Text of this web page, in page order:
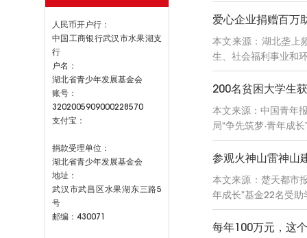
人民币开户行：
中国工商银行武汉市水果湖支
行
户名：
湖北省青少年发展基金会
账号：
3202005909000228570
支付宝：
捐款受理单位：
湖北省青少年发展基金会
地址：
武汉市武昌区水果湖东三路5
号
邮编：430071
爱心企业捐赠百万
本文来源：湖北垄上
生、社会福利事业和
200名贫困大学生
本文来源：中国青年
局“争先筑梦·青年成
参观火神山雷神山
本文来源：楚天都市
年成长”基金22名受
每年100万元，这